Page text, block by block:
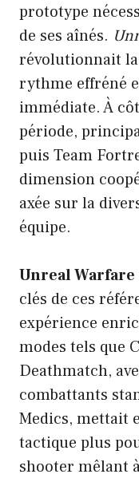
prototype
de ses aînés.
révolutionnait la
rythme effréné
immédiate. À
période,
puis Team
dimension
axée sur la
équipe.
Unreal Warfare
clés de ces
expérience
modes tels que
Deathmatch,
combattants
Medics, mettait
tactique plus
shooter mêlant